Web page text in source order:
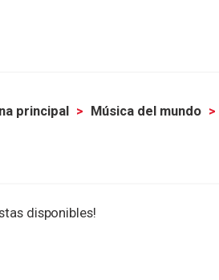
principal Música del mundo
disponibles!